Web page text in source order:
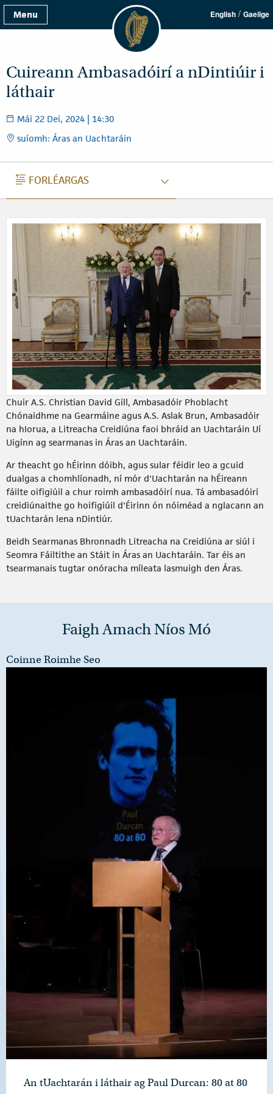
Menu English / Gaeilge
Cuireann Ambasadóirí a nDintiúir i
láthair
Mái 22 Dei, 2024 | 14:30
suíomh: Áras an Uachtaráin
FORLÉARGAS
FORLÉARGAS
Chuir A.S. Christian David Gill, Ambasadóir Phoblacht
Chónaidhme na Gearmáine agus A.S. Aslak Brun, Ambasadóir
na hIorua, a Litreacha Creidiúna faoi bhráid an Uachtaráin Uí
Uigínn ag searmanas in Áras an Uachtaráin.
Ar theacht go hÉirinn dóibh, agus sular féidir leo a gcuid
dualgas a chomhlíonadh, ní mór d'Uachtarán na hÉireann
fáilte oifigiúil a chur roimh ambasadóirí nua. Tá ambasadóirí
creidiúnaithe go hoifigiúil d'Éirinn ón nóiméad a nglacann an
tUachtarán lena nDintiúr.
Beidh Searmanas Bhronnadh Litreacha na Creidiúna ar siúl i
Seomra Fáiltithe an Stáit in Áras an Uachtaráin. Tar éis an
tsearmanais tugtar onóracha míleata lasmuigh den Áras.
Faigh Amach Níos Mó
Coinne Roimhe Seo
An tUachtarán i láthair ag Paul Durcan: 80 at 80